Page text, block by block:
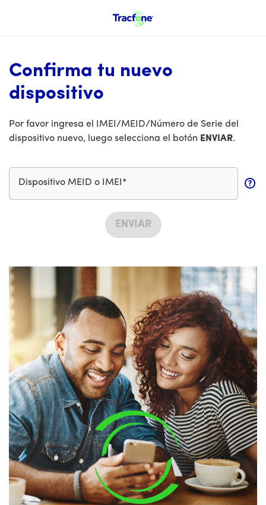
Confirma tu nuevo
dispositivo
Por favor ingresa el IMEI/MEID/Número de Serie del
dispositivo nuevo, luego selecciona el botón ENVIAR.
Dispositivo MEID o IMEI*
ENVIAR